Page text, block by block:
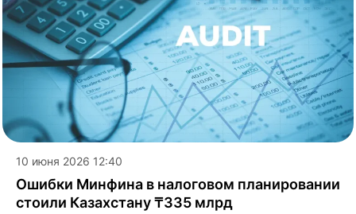
10 июня 2026 12:40
Ошибки Минфина в налоговом планировании
стоили Казахстану ₸335 млрд